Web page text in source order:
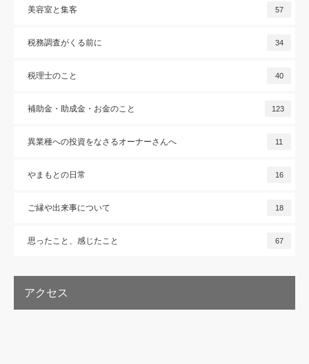
美容室と集客 57
税務調査がくる前に 34
税理士のこと 40
補助金・助成金・お金のこと 123
異業種への投資をなさるオーナーさんへ 11
やまもとの日常 16
ご縁や出来事について 18
思ったこと、感じたこと 67
アクセス